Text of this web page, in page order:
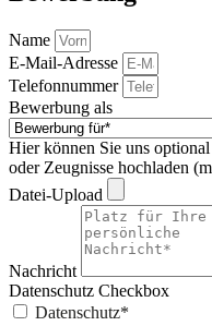
Name
E-Mail-Adresse
Telefonnummer
Bewerbung als
Hier können Sie uns
oder Zeugnisse hochladen
Datei-Upload
Nachricht
Datenschutz Checkbox
Datenschutz*